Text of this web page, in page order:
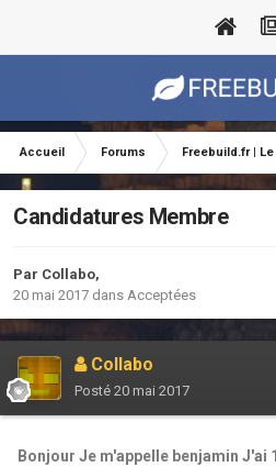
Accueil Forums Freebuild.fr |
Candidatures Membre
Par Collabo,
20 mai 2017 dans Acceptées
Collabo
Posté 20 mai 2017
Bonjour Je m'appelle benjamin J'ai